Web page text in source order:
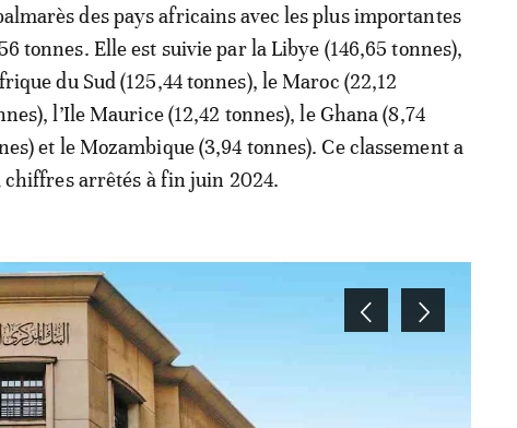
des pays africains avec les plus importantes
tonnes. Elle est suivie par la Libye (146,65 tonnes),
du Sud (125,44 tonnes), le Maroc (22,12
l’Ile Maurice (12,42 tonnes), le Ghana (8,74
et le Mozambique (3,94 tonnes). Ce classement a
chiffres arrêtés à fin juin 2024.